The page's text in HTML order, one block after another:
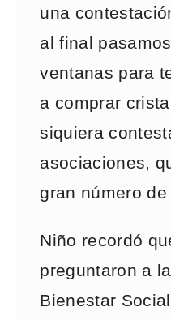
una
al final
ventanas para
a comprar
siquiera
asociaciones,
gran número
Niño recordó
preguntaron a
Bienestar